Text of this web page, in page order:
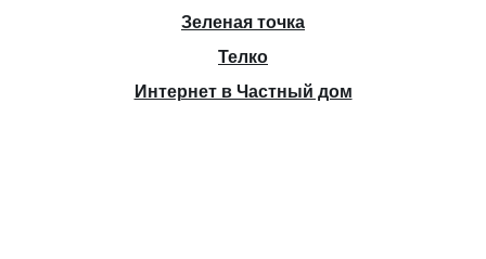
Зеленая точка
Телко
Интернет в Частный дом